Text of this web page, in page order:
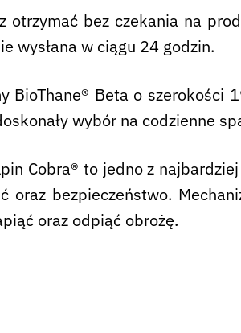
otrzymać bez czekania na
wysłana w ciągu 24 godzin.
BioThane® Beta o szerokości
wybór na codzienne
Cobra® to jedno z
oraz bezpieczeństwo.
oraz odpiąć obrożę.